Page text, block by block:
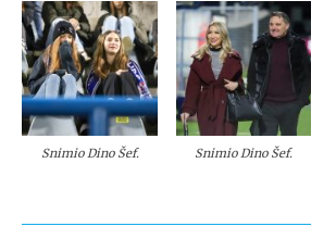
Snimio Dino Šef. Snimio Dino Šef.